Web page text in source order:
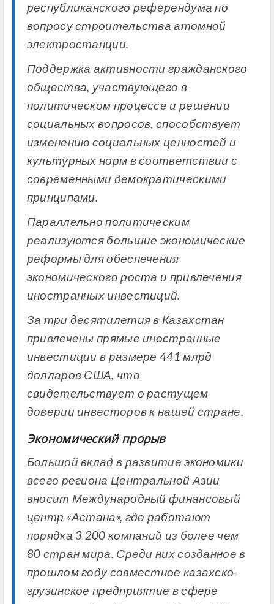
республиканского референдума по
вопросу строительства атомной
электростанции.
Поддержка активности гражданского
общества, участвующего в
политическом процессе и решении
социальных вопросов, способствует
изменению социальных ценностей и
культурных норм в соответствии с
современными демократическими
принципами.
Параллельно политическим
реализуются большие экономические
реформы для обеспечения
экономического роста и привлечения
иностранных инвестиций.
За три десятилетия в Казахстан
привлечены прямые иностранные
инвестиции в размере 441 млрд
долларов США, что
свидетельствует о растущем
доверии инвесторов к нашей стране.
Экономический прорыв
Большой вклад в развитие экономики
всего региона Центральной Азии
вносит Международный финансовый
центр «Астана», где работают
порядка 3 200 компаний из более чем
80 стран мира. Среди них созданное в
прошлом году совместное казахско-
грузинское предприятие в сфере